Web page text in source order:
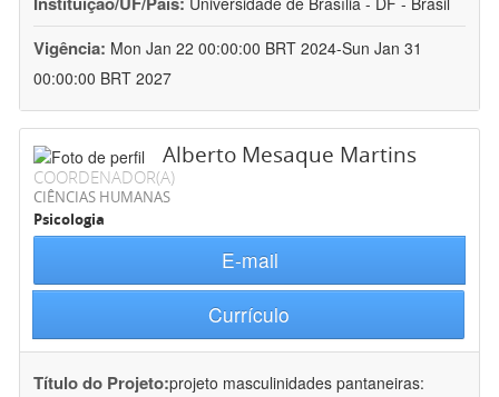
Vigência: Mon Jan 22 00:00:00 BRT 2024-Sun Jan 31
00:00:00 BRT 2027
Alberto Mesaque Martins
COORDENADOR(A)
CIÊNCIAS HUMANAS
Psicologia
E-mail
Currículo
Título do Projeto:projeto masculinidades pantaneiras: